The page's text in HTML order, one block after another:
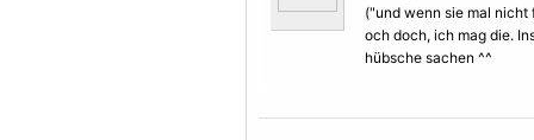
("und wenn sie mal nicht
och doch, ich mag die.
hübsche sachen ^^